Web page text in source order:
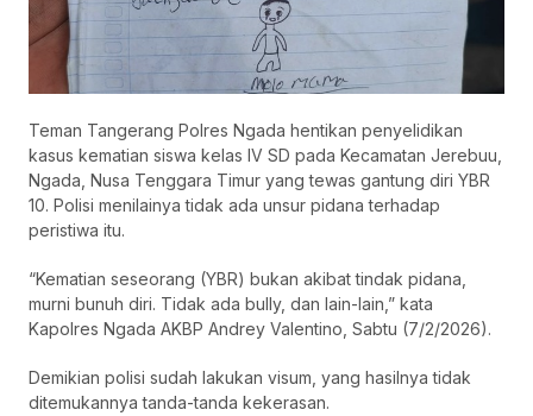
Teman Tangerang Polres Ngada hentikan penyelidikan
kasus kematian siswa kelas IV SD pada Kecamatan Jerebuu,
Ngada, Nusa Tenggara Timur yang tewas gantung diri YBR
10. Polisi menilainya tidak ada unsur pidana terhadap
peristiwa itu.
“Kematian seseorang (YBR) bukan akibat tindak pidana,
murni bunuh diri. Tidak ada bully, dan lain-lain,” kata
Kapolres Ngada AKBP Andrey Valentino, Sabtu (7/2/2026).
Demikian polisi sudah lakukan visum, yang hasilnya tidak
ditemukannya tanda-tanda kekerasan.